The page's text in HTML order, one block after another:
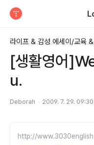
라이프 & 감성 에세이/교육
[생활영어
u.
Deborah 2009. 7. 29. 09:30
http://